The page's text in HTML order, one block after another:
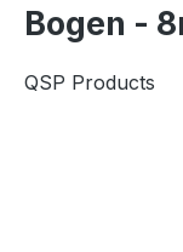
Bogen -
QSP Products